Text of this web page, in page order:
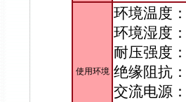
使用环境
环境温度
环境湿度
耐压强度
绝缘阻抗
交流电源